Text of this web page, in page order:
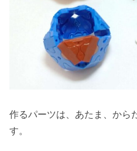
作るパーツは、あたま、から
す。